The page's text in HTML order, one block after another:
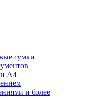
сумки
А4
и более